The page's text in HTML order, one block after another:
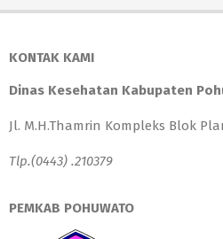
KONTAK KAMI
Dinas Kesehatan Kabupaten
Jl. M.H.Thamrin Kompleks Blok
Tlp.(0443) .210379
PEMKAB POHUWATO